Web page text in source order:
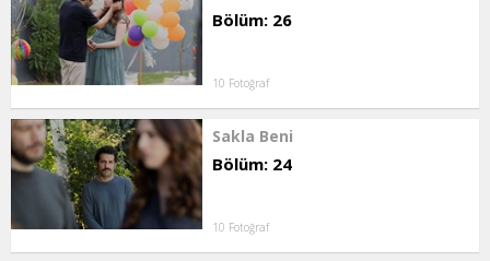
Bölüm: 26
10 Fotoğraf
Sakla Beni
Bölüm: 24
10 Fotoğraf